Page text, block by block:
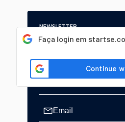
Faça login em
NEWSLETTER
Start Seu dia:
A Newsletter